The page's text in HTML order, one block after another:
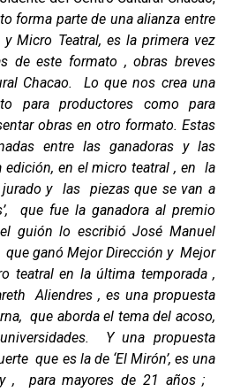
forma parte de una alianza entre
y Micro Teatral, es la primera vez
de este formato , obras breves
Chacao. Lo que nos crea una
para productores como para
obras en otro formato. Estas
entre las ganadoras y las
en el micro teatral , en la
y las piezas que se van a
que fue la ganadora al premio
guión lo escribió José Manuel
que ganó Mejor Dirección y Mejor
teatral en la última temporada ,
Aliendres , es una propuesta
que aborda el tema del acoso,
Y una propuesta
que es la de ‘El Mirón’, es una
, para mayores de 21 años ;